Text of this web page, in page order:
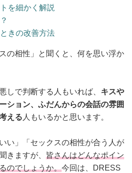
を細かく解説
きの改善方法
の相性」と聞くと、何を思い浮か
しで判断する人もいれば、 キスや
ション、ふだんからの会話の雰囲
える 人もいるかと思います。
い」「セックスの相性が合う人が
きますが、 皆さんはどんなポイン
のでしょうか。今回は、DRESS